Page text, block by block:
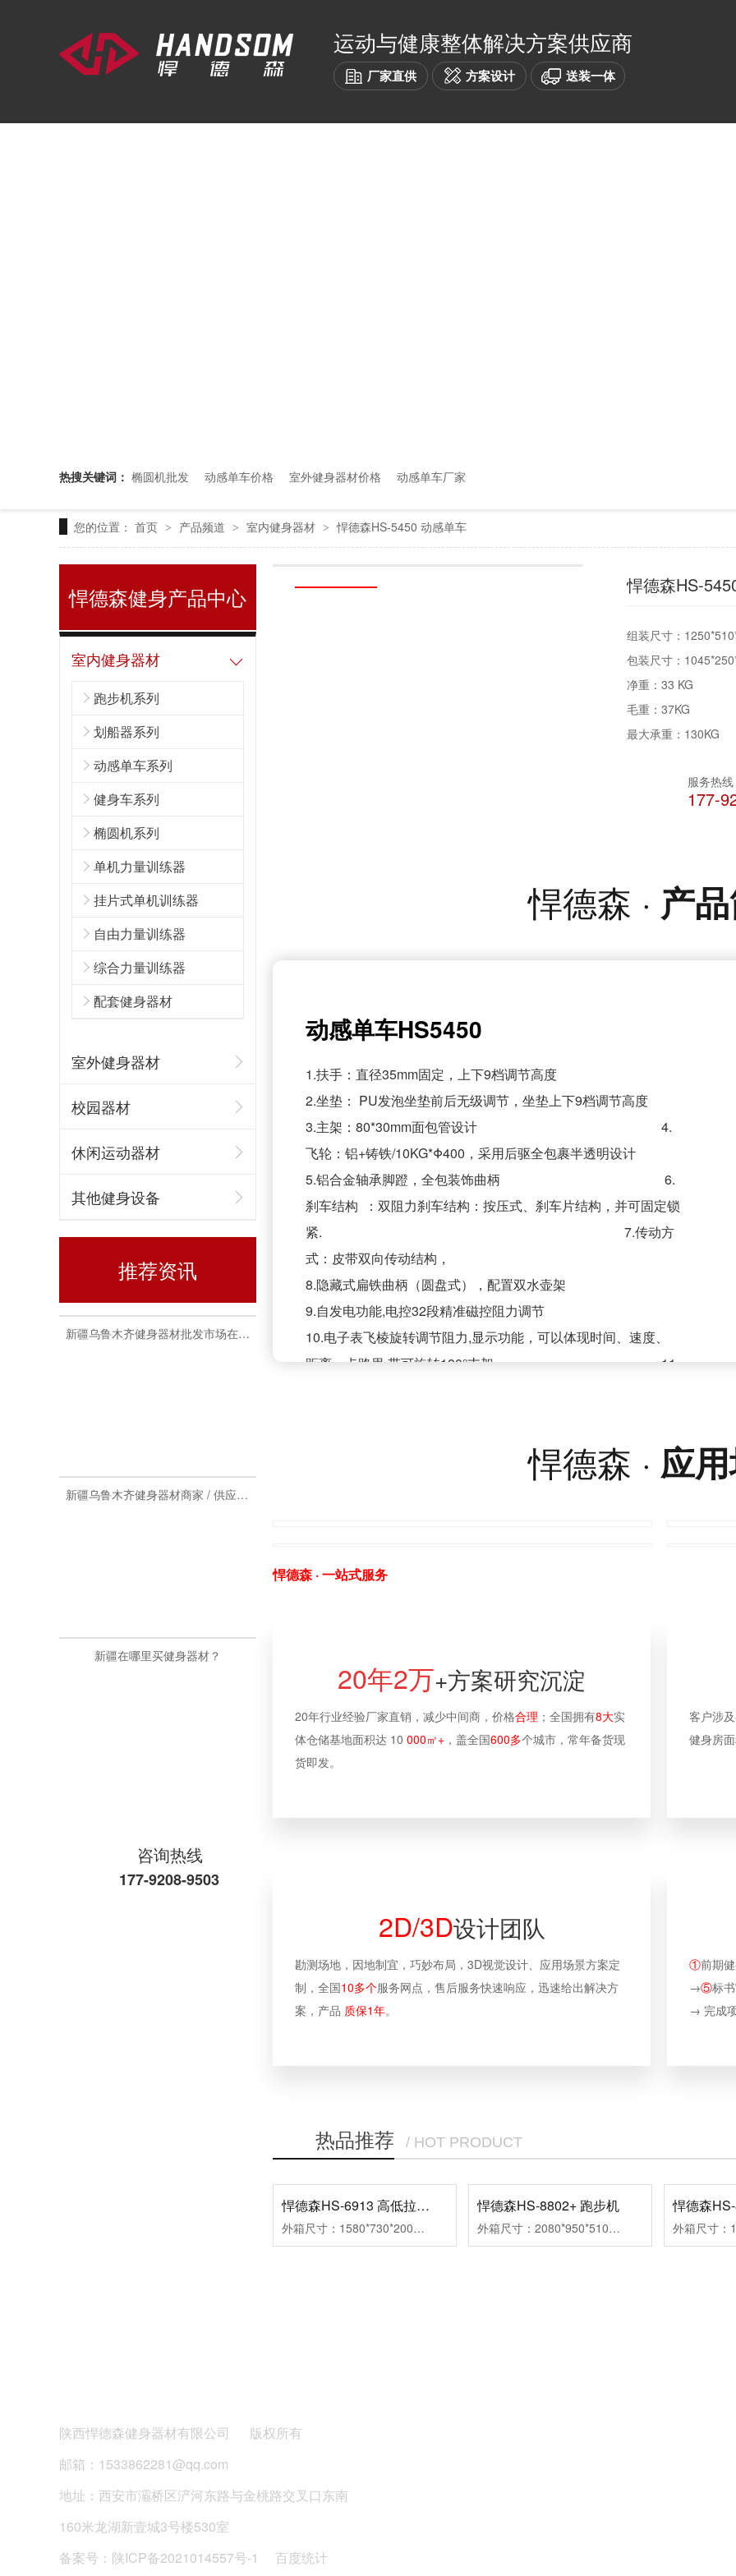
运动与健康整体解决方案供应商
厂家直供 方案设计 送装一体
热搜关键词： 椭圆机批发 动感单车价格 室外健身器材价格 动感单车厂家
您的位置： 首页 > 产品频道 > 室内健身器材 > 悍德森HS-5450 动感单车
悍德森HS-
组装尺寸
包装尺寸：
净重：33 KG
毛重：37KG
最大承重：130KG
服务热
177-
悍德森 · 产
动感单车HS5450
1.扶手：直径35mm固定，上下9档调节高度
2.坐垫： PU发泡坐垫前后无级调节，坐垫上下9档调节高度
3.主架：80*30mm面包管设计 4.
飞轮：铝+铸铁/10KG*Φ400，采用后驱全包裹半透明设计
5.铝合金轴承脚蹬，全包装饰曲柄 6.
刹车结构 ：双阻力刹车结构：按压式、刹车片结构，并可固定锁
紧. 7.传动方
式：皮带双向传动结构，
8.隐藏式扁铁曲柄（圆盘式），配置双水壶架
9.自发电功能,电控32段精准磁控阻力调节
10.电子表飞棱旋转调节阻力,显示功能，可以体现时间、速度、
距离、卡路里,带可旋转180°支架 ， 11.
匠心品质
悍德森 · 应
悍德森 ·一站式服务
20年2万+方案研究沉淀
20年行业经验厂家直销，减少中间商，价格合理 ；全国拥有8大实
体仓储基地面积达 10 000㎡+ ，盖全国600多个城市，常年备货现
货即发。
客户涉
健身房
2D/3D设计团队
勘测场地，因地制宜，巧妙布局，3D视觉设计、应用场景方案定
制，全国10多个服务网点，售后服务快速响应，迅速给出解决方
案，产品 质保1年。
①前期
→⑤标
→ 完成
热品推荐 / HOT PRODUCT
悍德森HS-6913 高低拉训练器
外箱尺寸：1580*730*200mm、1960*460*220mm组装尺寸：1550*1220*2140mm净重/毛重：178kg/193kg
悍德森HS-8802+ 跑步机
外箱尺寸：2080*950*510mm组装尺寸：1950*890*1570mm跑带尺寸：1520*560mm净重/毛重：107/126kg马达功率：4.5HP速度范围：1.0-18km扬升范围：1-12段
悍德森
悍德森健身产品中心
室内健身器材
跑步机系列
划船器系列
动感单车系列
健身车系列
椭圆机系列
单机力量训练器
挂片式单机训练器
自由力量训练器
综合力量训练器
配套健身器材
室外健身器材
校园器材
休闲运动器材
其他健身设备
推荐资讯
靠谱的健身器材厂家推荐
新疆乌鲁木齐健身器材专卖店
悍德森 | 资中某足球训练中心 健身房配置方案
咨询热线
177-9208-9503
陕西悍德森健身器材有限公司
版权所有
邮箱：1533862281@qq.com
地址：西安市灞桥区浐河东路与金桃路交叉口东南
160米龙湖新壹城3号楼530室
备案号： 陕ICP备2021014557号-1 百度统计